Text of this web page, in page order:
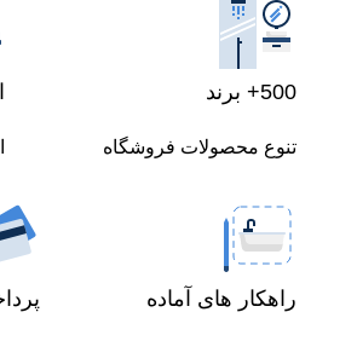
500+ برند
تنوع محصولات فروشگاه
راهکار های آماده